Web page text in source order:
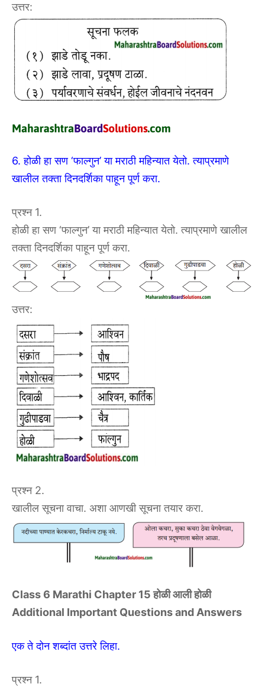
उत्तर:
6. होळी हा सण ‘फाल्गुन’ या मराठी महिन्यात येतो. त्याप्रमाणे
खालील तक्ता दिनदर्शिका पाहून पूर्ण करा.
प्रश्न 1.
होळी हा सण ‘फाल्गुन’ या मराठी महिन्यात येतो. त्याप्रमाणे खालील
तक्ता दिनदर्शिका पाहून पूर्ण करा.
उत्तर:
प्रश्न 2.
खालील सूचना वाचा. अशा आणखी सूचना तयार करा.
Class 6 Marathi Chapter 15 होळी आली होळी
Additional Important Questions and Answers
एक ते दोन शब्दांत उत्तरे लिहा.
प्रश्न 1.